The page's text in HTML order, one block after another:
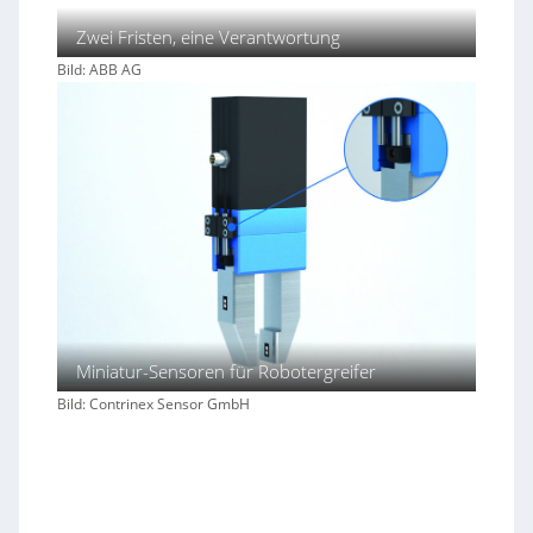
Zwei Fristen, eine Verantwortung
Bild: ABB AG
Miniatur-Sensoren für Robotergreifer
Bild: Contrinex Sensor GmbH